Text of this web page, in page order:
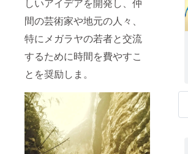
間の芸術家や地元の人々、
特にメガラヤの若者と交流
するために時間を費やすこ
とを奨励しま。